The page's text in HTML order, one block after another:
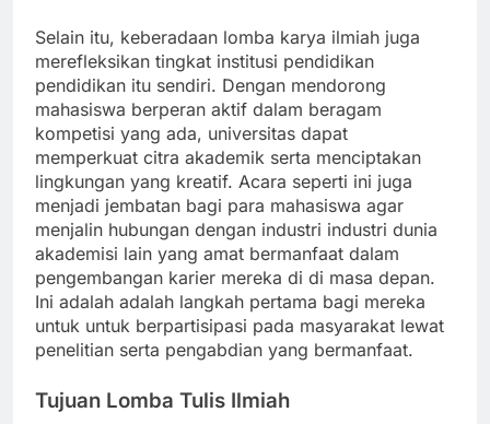
Selain itu, keberadaan lomba karya ilmiah juga
merefleksikan tingkat institusi pendidikan
pendidikan itu sendiri. Dengan mendorong
mahasiswa berperan aktif dalam beragam
kompetisi yang ada, universitas dapat
memperkuat citra akademik serta menciptakan
lingkungan yang kreatif. Acara seperti ini juga
menjadi jembatan bagi para mahasiswa agar
menjalin hubungan dengan industri industri dunia
akademisi lain yang amat bermanfaat dalam
pengembangan karier mereka di di masa depan.
Ini adalah adalah langkah pertama bagi mereka
untuk untuk berpartisipasi pada masyarakat lewat
penelitian serta pengabdian yang bermanfaat.
Tujuan Lomba Tulis Ilmiah